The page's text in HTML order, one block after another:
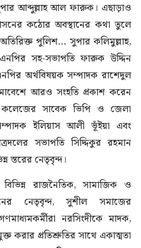
আব্দুল্লাহ আল ফারুক। এছাড়াও
কঠোর অবস্থানের কথা তুলে
পুলিশ… সুপার কলিমুল্লাহ,
সহ-সভাপতি ফারুক উদ্দিন
অর্থবিষয়ক সম্পাদক রাশেদুল
আরও সংহতি প্রকাশ করেন
কলেজের সাবেক ভিপি ও জেলা
ইলিয়াস আলী ভূঁইয়া এবং
সভাপতি সিদ্দিকুর রহমান
স্তরের নেতৃবৃন্দ।
রাজনৈতিক, সামাজিক ও
নেতৃবৃন্দ, সুশীল সমাজের
নরসিংদীকে মাদক,
করার প্রতিশ্রুতির সাথে একাত্মতা